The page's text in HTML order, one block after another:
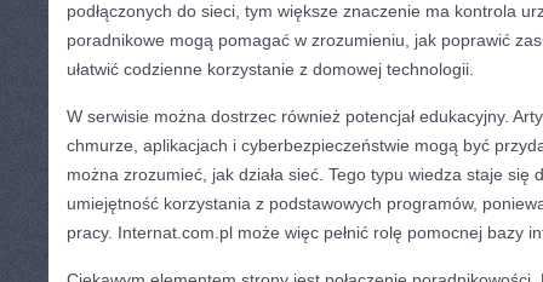
podłączonych do sieci, tym większe znaczenie ma kontrola
poradnikowe mogą pomagać w zrozumieniu, jak poprawić
ułatwić codzienne korzystanie z domowej technologii.
W serwisie można dostrzec również potencjał edukacyjny.
chmurze, aplikacjach i cyberbezpieczeństwie mogą być
można zrozumieć, jak działa sieć. Tego typu wiedza staje się
umiejętność korzystania z podstawowych programów,
pracy. Internat.com.pl może więc pełnić rolę pomocnej bazy